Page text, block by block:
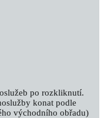
po rozkliknutí.
konat podle
východního obřadu)